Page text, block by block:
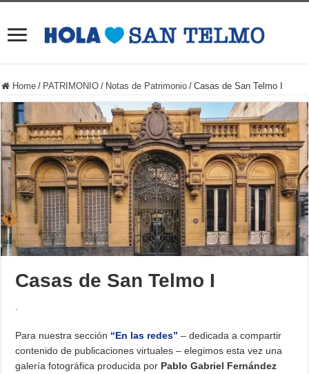
Home / PATRIMONIO / Notas de Patrimonio / Casas de San Telmo I
Casas de San Telmo I
Para nuestra sección “En las redes” – dedicada a compartir
contenido de publicaciones virtuales – elegimos esta vez una
galería fotográfica producida por Pablo Gabriel Fernández